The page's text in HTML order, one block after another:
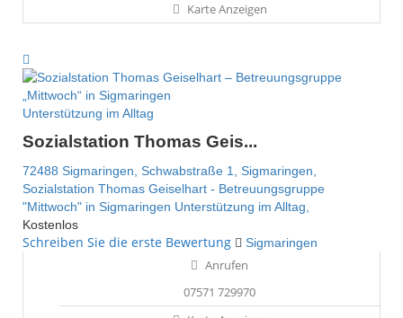
Karte Anzeigen
Unterstützung im Alltag
Sozialstation Thomas Geis...
72488 Sigmaringen, Schwabstraße 1, Sigmaringen,
Sozialstation Thomas Geiselhart - Betreuungsgruppe
"Mittwoch" in Sigmaringen Unterstützung im Alltag,
Kostenlos
Schreiben Sie die erste Bewertung Sigmaringen
Anrufen
07571 729970